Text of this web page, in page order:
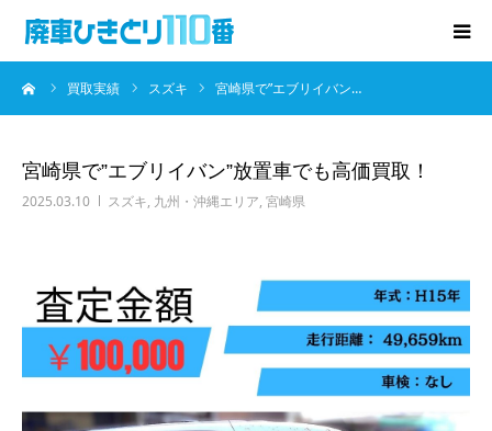
買取実績 スズキ 宮崎県で”エブリイバン…
宮崎県で”エブリイバン”放置車でも高価買取！
2025.03.10 スズキ, 九州・沖縄エリア, 宮崎県
廃車･事故車の買取
お知らせ